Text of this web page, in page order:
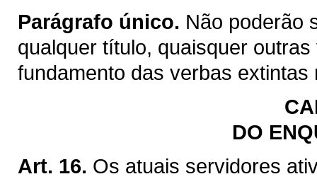
Parágrafo único. Não poderão
qualquer título, quaisquer
fundamento das verbas
DO
Art. 16. Os atuais servidores